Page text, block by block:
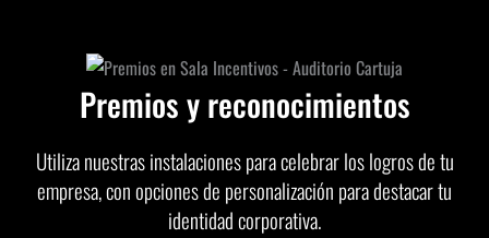
Premios y reconocimientos
Utiliza nuestras instalaciones para celebrar los logros de tu
empresa, con opciones de personalización para destacar tu
identidad corporativa.